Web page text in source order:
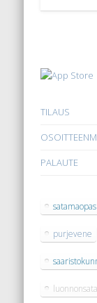
TILAUS
PALAUTE
satamaopas
purjevene